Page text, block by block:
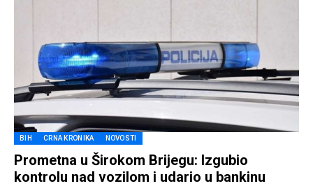
BIH CRNA KRONIKA NOVOSTI
Prometna u Širokom Brijegu: Izgubio
kontrolu nad vozilom i udario u bankinu